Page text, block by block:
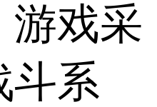
游戏采
斗系